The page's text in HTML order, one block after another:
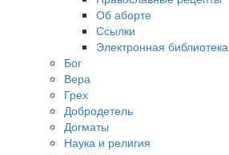
Об аборте
Ссылки
Электронная библиотека
Бог
Вера
Грех
Добродетель
Догматы
Наука и религия